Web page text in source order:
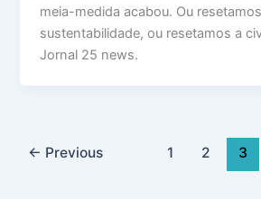
meia-medida acabou. Ou
sustentabilidade, ou resetamos a
Jornal 25 news.
← Previous 1 2 3